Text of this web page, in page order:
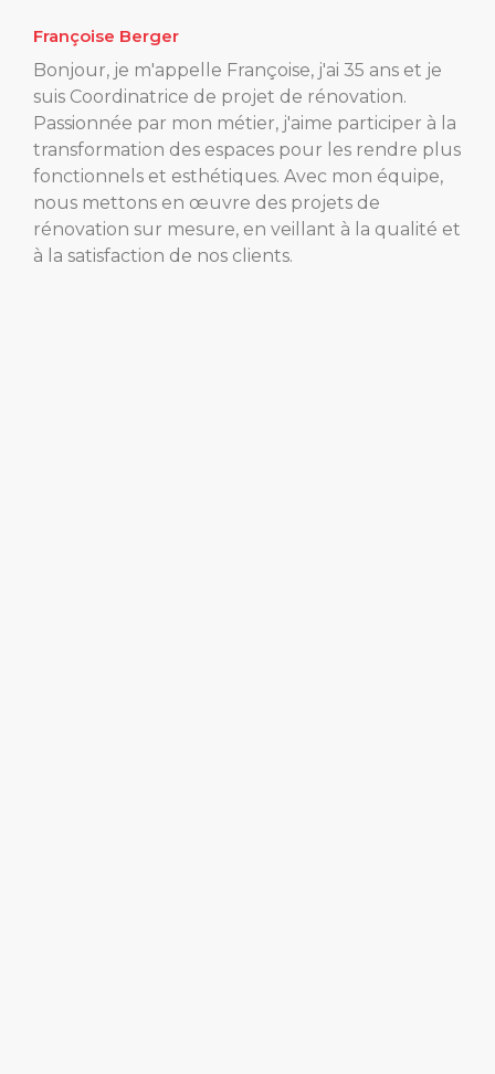
Françoise Berger
Bonjour, je m'appelle Françoise, j'ai 35 ans et je
suis Coordinatrice de projet de rénovation.
Passionnée par mon métier, j'aime participer à la
transformation des espaces pour les rendre plus
fonctionnels et esthétiques. Avec mon équipe,
nous mettons en œuvre des projets de
rénovation sur mesure, en veillant à la qualité et
à la satisfaction de nos clients.